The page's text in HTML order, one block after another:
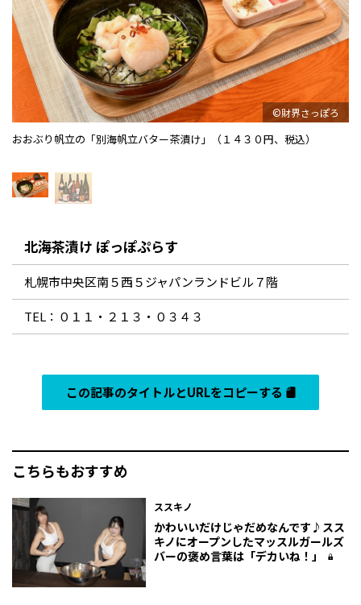
©財界さっぽろ
おおぶり帆立の「別海帆立バター茶漬け」（１４３０円、税込）
北海茶漬け ぽっぽぷらす
札幌市中央区南５西５ジャパンランドビル７階
TEL：０１１・２１３・０３４３
この記事のタイトルとURLをコピーする
こちらもおすすめ
ススキノ
かわいいだけじゃだめなんです♪スス
キノにオープンしたマッスルガールズ
バーの褒め言葉は「デカいね！」